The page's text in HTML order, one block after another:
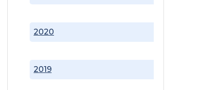
2019
2020